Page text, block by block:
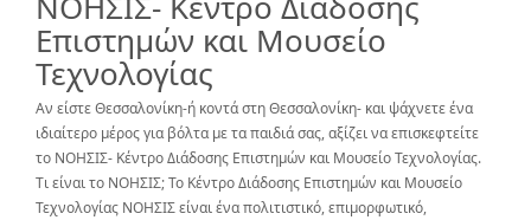
Επιστημών και Μουσείο
Τεχνολογίας
Αν είστε Θεσσαλονίκη-ή κοντά στη Θεσσαλονίκη- και ψάχνετε ένα
ιδιαίτερο μέρος για βόλτα με τα παιδιά σας, αξίζει να επισκεφτείτε
το ΝΟΗΣΙΣ- Κέντρο Διάδοσης Επιστημών και Μουσείο Τεχνολογίας.
Τι είναι το ΝΟΗΣΙΣ; Το Κέντρο Διάδοσης Επιστημών και Μουσείο
Τεχνολογίας ΝΟΗΣΙΣ είναι ένα πολιτιστικό, επιμορφωτικό,